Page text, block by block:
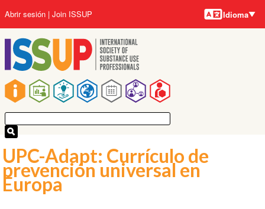
al
contenido
principal
Main
navigation
User
account
menu
Abrir sesión Join ISSUP Idiomas
Idioma
UPC-Adapt: Currículo de
prevención universal en
Europa